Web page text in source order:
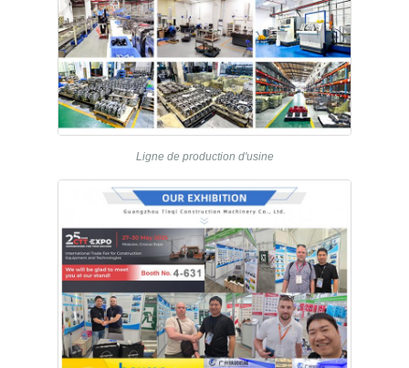
Ligne de production d'usine